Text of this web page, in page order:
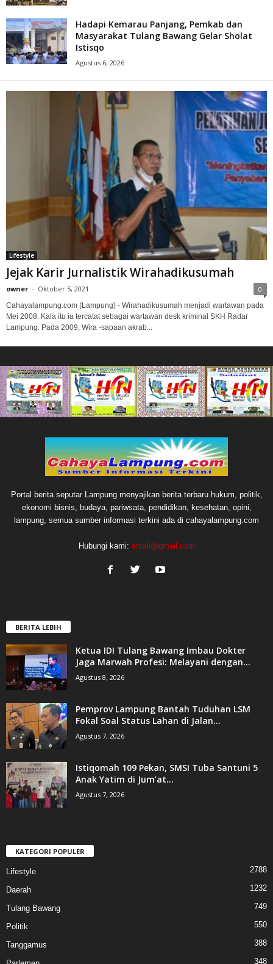
Hadapi Kemarau Panjang, Pemkab dan
Masyarakat Tulang Bawang Gelar Sholat
Istisqo
Agustus 6, 2026
Lifestyle
Jejak Karir Jurnalistik Wirahadikusumah
owner - Oktober 5, 2021 0
Cahayalampung.com (Lampung) - Wirahadikusumah menjadi wartawan pada
Mei 2008. Kala itu ia tercatat sebagai wartawan desk kriminal SKH Radar
Lampung. Pada 2009, Wira -sapaan akrab...
Portal berita seputar Lampung menyajikan berita terbaru hukum, politik,
ekonomi bisnis, budaya, pariwsata, pendidikan, kesehatan, opini,
lampung, semua sumber informasi terkini ada di cahayalampung.com
Hubungi kami: email@gmail.com
BERITA LEBIH
Ketua IDI Tulang Bawang Imbau Dokter
Jaga Marwah Profesi: Melayani dengan...
Agustus 8, 2026
Pemprov Lampung Bantah Tuduhan LSM
Fokal Soal Status Lahan di Jalan...
Agustus 7, 2026
Istiqomah 109 Pekan, SMSI Tuba Santuni 5
Anak Yatim di Jum’at...
Agustus 7, 2026
KATEGORI POPULER
Lifestyle 2788
Daerah 1232
Tulang Bawang 749
Politik 550
Tanggamus 388
348